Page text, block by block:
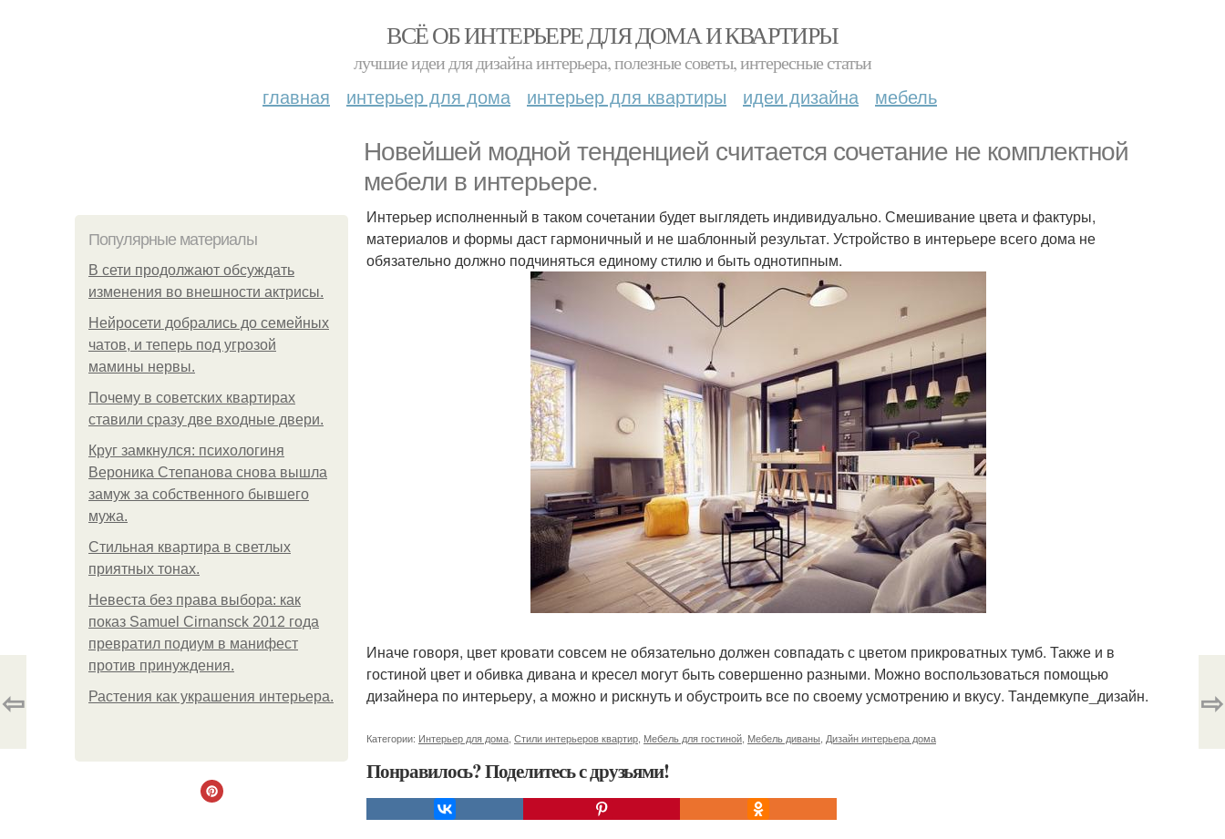
ВСЁ ОБ ИНТЕРЬЕРЕ ДЛЯ ДОМА И КВАРТИРЫ
лучшие идеи для дизайна интерьера, полезные советы, интересные статьи
главная интерьер для дома интерьер для квартиры идеи дизайна мебель
Новейшей модной тенденцией считается сочетание не комплектной
мебели в интерьере.
Популярные материалы
В сети продолжают обсуждать
изменения во внешности актрисы.
Нейросети добрались до семейных
чатов, и теперь под угрозой
мамины нервы.
Почему в советских квартирах
ставили сразу две входные двери.
Круг замкнулся: психологиня
Вероника Степанова снова вышла
замуж за собственного бывшего
мужа.
Стильная квартира в светлых
приятных тонах.
Невеста без права выбора: как
показ Samuel Cirnansck 2012 года
превратил подиум в манифест
против принуждения.
Растения как украшения интерьера.
Интерьер исполненный в таком сочетании будет выглядеть индивидуально. Смешивание цвета и фактуры,
материалов и формы даст гармоничный и не шаблонный результат. Устройство в интерьере всего дома не
обязательно должно подчиняться единому стилю и быть однотипным.
Иначе говоря, цвет кровати совсем не обязательно должен совпадать с цветом прикроватных тумб. Также и в
гостиной цвет и обивка дивана и кресел могут быть совершенно разными. Можно воспользоваться помощью
дизайнера по интерьеру, а можно и рискнуть и обустроить все по своему усмотрению и вкусу. Тандемкупе_дизайн.
Категории: Интерьер для дома Стили интерьеров квартир Мебель для гостиной Мебель диваны Дизайн интерьера дома
Понравилось? Поделитесь с друзьями!
⇦ ⇨